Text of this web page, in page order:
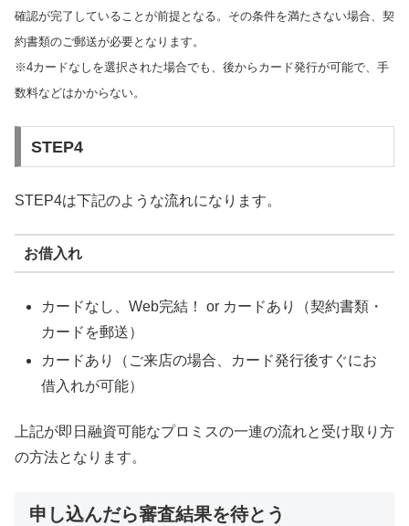
確認が完了していることが前提となる。その条件を満たさない場合、契
約書類のご郵送が必要となります。
※4カードなしを選択された場合でも、後からカード発行が可能で、手
数料などはかからない。
STEP4
STEP4は下記のような流れになります。
お借入れ
カードなし、Web完結！ or カードあり（契約書類・
カードを郵送）
カードあり（ご来店の場合、カード発行後すぐにお
借入れが可能）
上記が即日融資可能なプロミスの一連の流れと受け取り方
の方法となります。
申し込んだら審査結果を待とう